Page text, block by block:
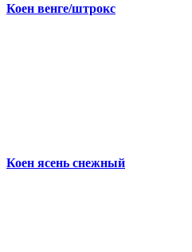
Коен венге/штрокс
Коен ясень снежный